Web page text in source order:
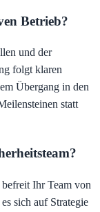
Betrieb?
und der
folgt klaren
Übergang in den
statt
Ihr Team von
sich auf Strategie